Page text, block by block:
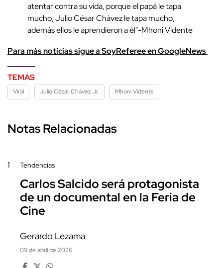
atentar contra su vida, porque el papá le tapa
mucho, Julio César Chávez le tapa mucho,
además ellos le aprendieron a él"-Mhoni Vidente
Para más noticias sigue a SoyReferee en GoogleNews
TEMAS
Viral Julio César Chávez Jr. Mhoni Vidente
Notas Relacionadas
1 Tendencias
Carlos Salcido será protagonista
de un documental en la Feria de
Cine
Gerardo Lezama
09 de abril de 2026